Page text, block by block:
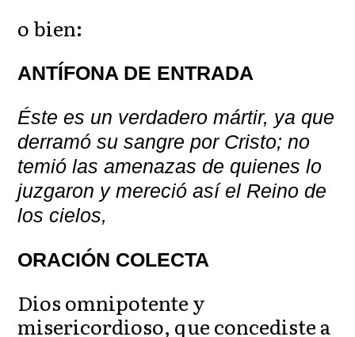
o bien:
ANTÍFONA DE ENTRADA
Éste es un verdadero mártir, ya que
derramó su sangre por Cristo; no
temió las amenazas de quienes lo
juzgaron y mereció así el Reino de
los cielos,
ORACIÓN COLECTA
Dios omnipotente y
misericordioso, que concediste a